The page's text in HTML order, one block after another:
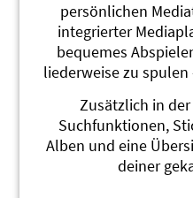
Ä Zaiberer
Karin Anderhalden
persönlichen
integrierter
bequemes
liederweise zu
Zusätzlich in
Suchfunktionen,
Alben und eine
deiner